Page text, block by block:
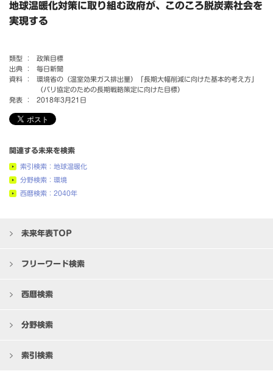
地球温暖化対策に取り組む政府が、このころ脱炭素社会を
実現する
類型 ：
政策目標
出典 ：
毎日新聞
資料 ：
環境省の（温室効果ガス排出量）「長期大幅削減に向けた基本的考え方」
（パリ協定のための長期戦略策定に向けた目標）
発表 ：
2018年3月21日
関連する未来を検索
索引検索：地球温暖化
分野検索：環境
西暦検索：2040年
未来年表TOP
フリーワード検索
西暦検索
分野検索
索引検索